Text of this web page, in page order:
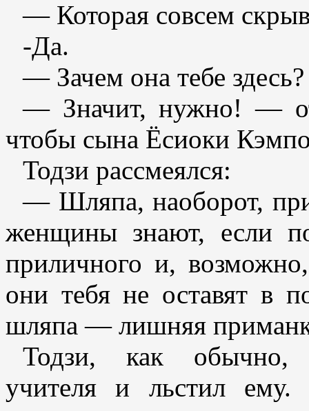
— Которая совсем
-Да.
— Зачем она тебе
— Значит, нужно! —
чтобы сына Ёсиоки
Тодзи рассмеялся:
— Шляпа, наоборот,
женщины знают, если
приличного и,
они тебя не оставят в
шляпа — лишняя
Тодзи, как обычно,
учителя и льстил ему.